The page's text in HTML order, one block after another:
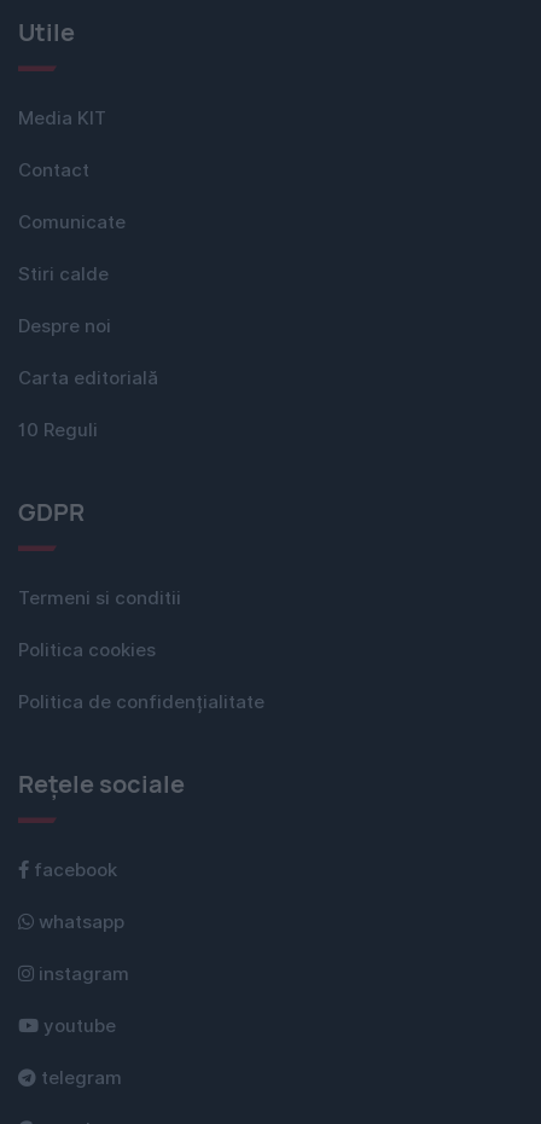
Utile
Media KIT
Contact
Comunicate
Stiri calde
Despre noi
Carta editorială
10 Reguli
GDPR
Termeni si conditii
Politica cookies
Politica de confidențialitate
Rețele sociale
facebook
whatsapp
instagram
youtube
telegram